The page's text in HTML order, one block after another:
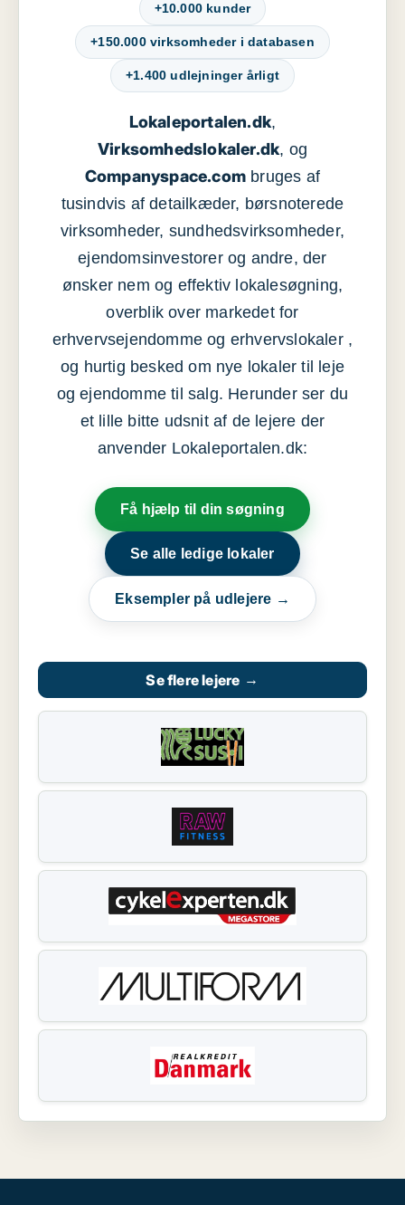
+10.000 kunder
+150.000 virksomheder i databasen
+1.400 udlejninger årligt
Lokaleportalen.dk,
Virksomhedslokaler.dk, og
Companyspace.com bruges af
tusindvis af detailkæder, børsnoterede
virksomheder, sundhedsvirksomheder,
ejendomsinvestorer og andre, der
ønsker nem og effektiv lokalesøgning,
overblik over markedet for
erhvervsejendomme og erhvervslokaler ,
og hurtig besked om nye lokaler til leje
og ejendomme til salg. Herunder ser du
et lille bitte udsnit af de lejere der
anvender Lokaleportalen.dk:
Få hjælp til din søgning
Se alle ledige lokaler
Eksempler på udlejere →
Se flere lejere →